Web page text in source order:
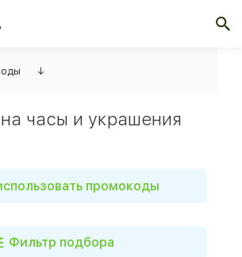
↓
часы и украшения
промокоды
Фильтр подбора